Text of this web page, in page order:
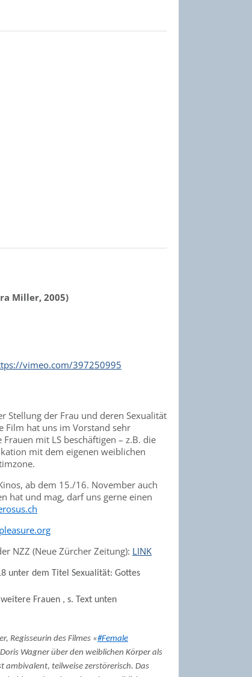
Miller, 2005)
vimeo.com/397250995
Stellung der Frau und deren Sexualität
Film hat uns im Vorstand sehr
mit LS beschäftigen – z.B. die
mit dem eigenen weiblichen
ab dem 15./16. November auch
hat und mag, darf uns gerne einen
NZZ (Neue Zürcher Zeitung): LINK
unter dem Titel Sexualität: Gottes
Frauen , s. Text unten
Regisseurin des Filmes «#Female
Wagner über den weiblichen Körper als
ambivalent, teilweise zerstörerisch. Das